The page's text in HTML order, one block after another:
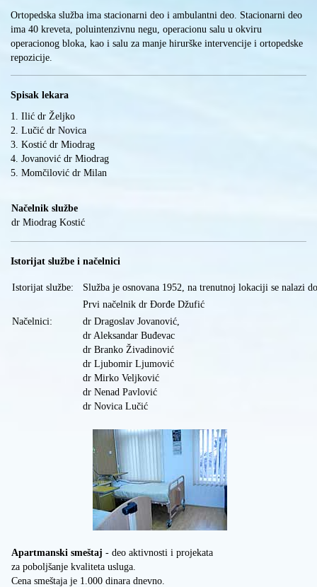
Ortopedska služba ima stacionarni deo i ambulantni deo. Stacionarni deo
ima 40 kreveta, poluintenzivnu negu, operacionu salu u okviru
operacionog bloka, kao i salu za manje hirurške intervencije i ortopedske
repozicije.
Spisak lekara
1. Ilić dr Željko
2. Lučić dr Novica
3. Kostić dr Miodrag
4. Jovanović dr Miodrag
5. Momčilović dr Milan
Načelnik službe
dr Miodrag Kostić
Istorijat službe i načelnici
Istorijat službe:
Služba je osnovana 1952, na trenutnoj lokaciji se nalazi
Prvi načelnik dr Đorđe Džufić
Načelnici:
dr Dragoslav Jovanović,
dr Aleksandar Buđevac
dr Branko Živadinović
dr Ljubomir Ljumović
dr Mirko Veljković
dr Nenad Pavlović
dr Novica Lučić
Apartmanski smeštaj - deo aktivnosti i projekata
za poboljšanje kvaliteta usluga.
Cena smeštaja je 1.000 dinara dnevno.